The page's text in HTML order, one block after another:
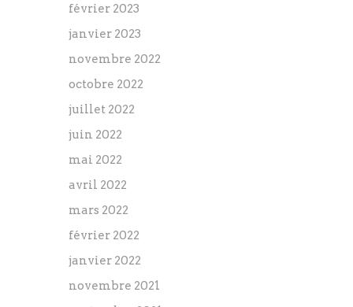
février 2023
janvier 2023
novembre 2022
octobre 2022
juillet 2022
juin 2022
mai 2022
avril 2022
mars 2022
février 2022
janvier 2022
novembre 2021